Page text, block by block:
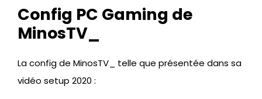
Config PC Gaming de
MinosTV_
La config de MinosTV_ telle que présentée dans sa
vidéo setup 2020 :